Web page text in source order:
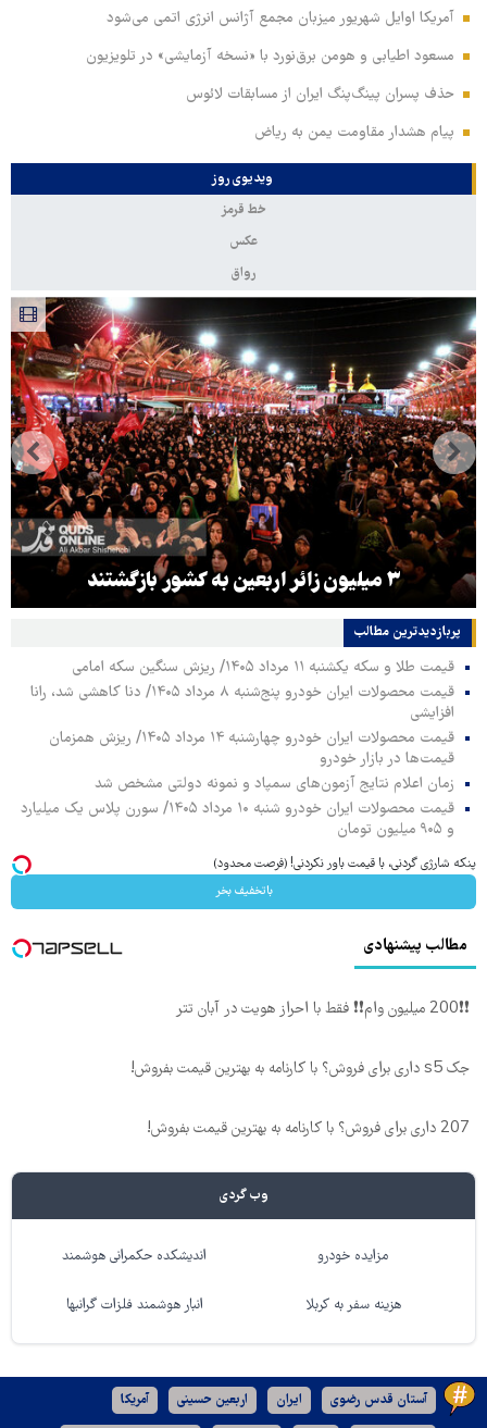
آمریکا اوایل شهریور میزبان مجمع آژانس انرژی اتمی می‌شود
مسعود اطیابی و هومن برق‌نورد با «نسخه آزمایشی» در تلویزیون
حذف پسران پینگ‌پنگ ایران از مسابقات لائوس
پیام هشدار مقاومت یمن به ریاض
ویدیوی روز
خط قرمز
عکس
رواق
۳ میلیون زائر اربعین به کشور بازگشتند
پربازدیدترین‌ مطالب
قیمت طلا و سکه یکشنبه ۱۱ مرداد ۱۴۰۵/ ریزش سنگین سکه امامی
قیمت محصولات ایران خودرو پنج‌شنبه ۸ مرداد ۱۴۰۵/ دنا کاهشی شد، رانا
افزایشی
قیمت محصولات ایران خودرو چهارشنبه ۱۴ مرداد ۱۴۰۵/ ریزش همزمان
قیمت‌ها در بازار خودرو
زمان اعلام نتایج آزمون‌های سمپاد و نمونه دولتی مشخص شد
قیمت محصولات ایران خودرو شنبه ۱۰ مرداد ۱۴۰۵/ سورن پلاس یک میلیارد
و ۹۰۵ میلیون تومان
پنکه شارژی گردنی، با قیمت باور نکردنی! (فرصت محدود)
باتخفیف بخر
مطالب پیشنهادی
❗❗200 میلیون وام❗❗ فقط با احراز هویت در آبان تتر
جک s5 داری برای فروش؟ با کارنامه به بهترین قیمت بفروش!
207 داری برای فروش؟ با کارنامه به بهترین قیمت بفروش!
وب گردی
مزایده خودرو اندیشکده حکمرانی هوشمند
هزینه سفر به کربلا انبار هوشمند فلزات گرانبها
آستان قدس رضوی ایران اربعین حسینی آمریکا